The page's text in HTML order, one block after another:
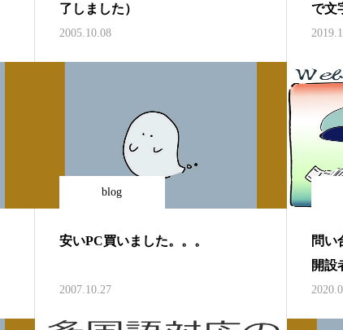
了しました）
2005.10.08
で文
で日
blog
安いPC買いました。。。
2007.10.27
問い
開設
届く